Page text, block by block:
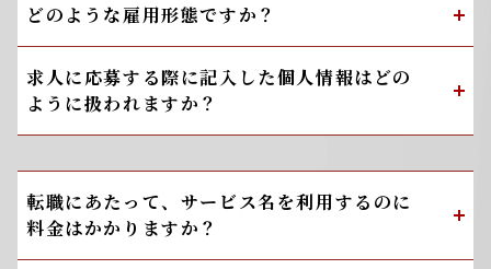
どのような雇用形態ですか？
求人に応募する際に記入した個人情報はどの
ように扱われますか？
転職にあたって、サービス名を利用するのに
料金はかかりますか？